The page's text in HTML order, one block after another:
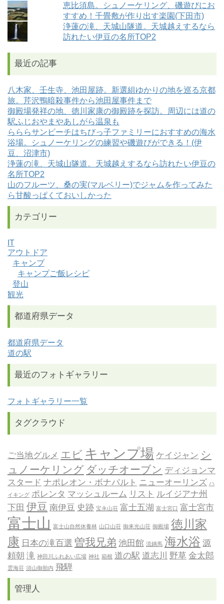
恵比須島。シュノーケリング、磯遊びにお
すすめ！千畳敷が作り出す楽園(下田市)
浄蓮の滝、天城山隧道。天城越えするなら
訪れたい伊豆の名所TOP2
最近の記事
八木家、壬生寺、池田屋跡。新選組ゆかりの地を巡る京都
旅。芹沢鴨暗殺事件から池田屋事件まで
御殿場発祥の地、徳川家康の御殿跡を探訪。周辺には道の
駅ふじおやまやあしがら温泉も
らららサンビーチはちびっ子ファミリーにおすすめの海水
浴場。シュノーケリングの練習や磯遊びができる！(伊
豆、沼津市)
浄蓮の滝、天城山隧道。天城越えするなら訪れたい伊豆の
名所TOP2
山のフルーツ、桑の実(マルベリー)でジャムを作ってみた
ら甘酸っぱくておいしかった
カテゴリー
IT
アウトドア
キャンプ
キャンプご飯レシピ
登山
観光
都道府県データ
都道府県データ
道の駅
最近のフォトギャラリー
フォトギャラリー一覧
タグクラウド
ご当地グルメ エビ キャンプ場 ケイジャン シ
ュノーケリング ダッチオーブン ディジョンマ
スタード ナポレオン・ボナパルト ニューオーリンズ ハ
イキング ポレンタ マッシュルーム リスト ルイジアナ州
下田 伊豆 南伊豆 史跡 宝永山荘 富士五湖 富士宮口 富士宮市
富士山 富士山自然休養林 山口山荘 御来光山荘 御殿場 徳川家
康 日本の滝百選 曽我兄弟 池田館 流鏑馬 海水浴 源
頼朝 滝 神田川ふれあい広場 神社 箱根 道の駅 道志川 野草 金太郎
雲海荘 須山御胎内 飛騨
管理人